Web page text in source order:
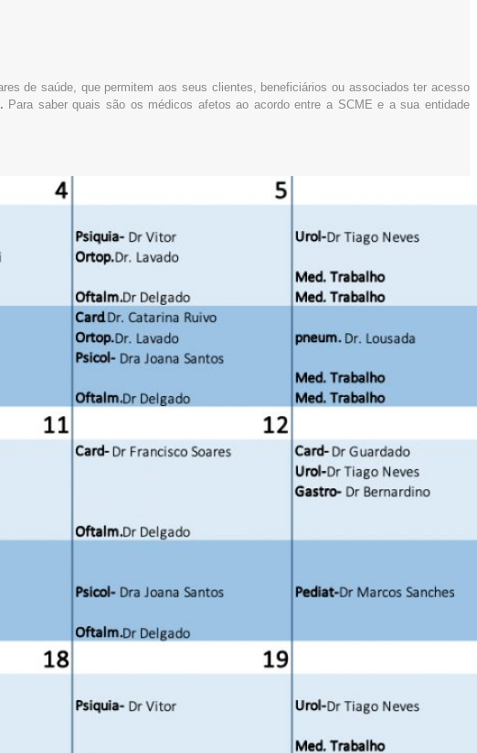
de saúde, que permitem aos seus clientes, beneficiários ou associados ter acesso
Para saber quais são os médicos afetos ao acordo entre a SCME e a sua entidade